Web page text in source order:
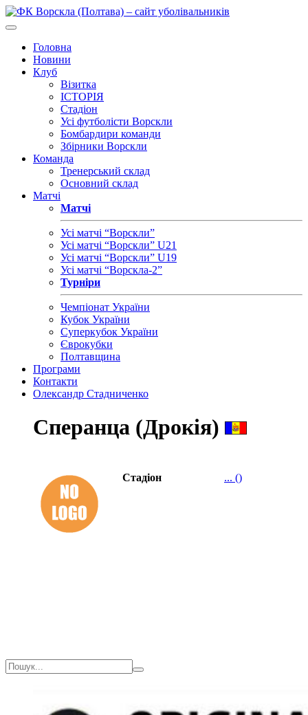
Головна
Новини
Клуб
Візитка
ІСТОРІЯ
Стадіон
Усі футболісти Ворскли
Бомбардири команди
Збірники Ворскли
Команда
Тренерський склад
Основний склад
Матчі
Матчі
Усі матчі “Ворскли”
Усі матчі “Ворскли” U21
Усі матчі “Ворскли” U19
Усі матчі “Ворскла-2”
Турніри
Чемпіонат України
Кубок України
Суперкубок України
Єврокубки
Полтавщина
Програми
Контакти
Олександр Стадниченко
Сперанца (Дрокія)
Стадіон ... ()